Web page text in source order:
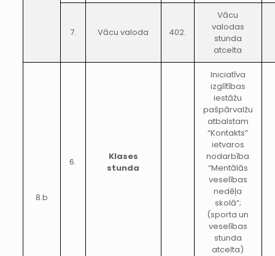
7. Vācu valoda 402.
Vācu
valodas
stunda
atcelta
8.b
6.
Klases
stunda
Iniciatīva
izglītības
iestāžu
pašpārvalžu
atbalstam
“Kontakts”
ietvaros
nodarbība
“Mentālās
veselības
nedēļa
skolā”;
(sporta un
veselības
stunda
atcelta)